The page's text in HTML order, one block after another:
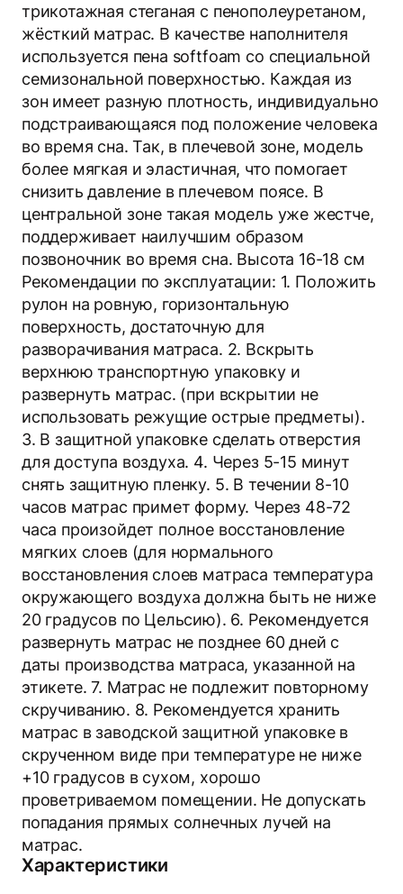
трикотажная стеганая с пенополеуретаном,
жёсткий матрас. В качестве наполнителя
используется пена softfoam со специальной
семизональной поверхностью. Каждая из
зон имеет разную плотность, индивидуально
подстраивающаяся под положение человека
во время сна. Так, в плечевой зоне, модель
более мягкая и эластичная, что помогает
снизить давление в плечевом поясе. В
центральной зоне такая модель уже жестче,
поддерживает наилучшим образом
позвоночник во время сна. Высота 16-18 см
Рекомендации по эксплуатации: 1. Положить
рулон на ровную, горизонтальную
поверхность, достаточную для
разворачивания матраса. 2. Вскрыть
верхнюю транспортную упаковку и
развернуть матрас. (при вскрытии не
использовать режущие острые предметы).
3. В защитной упаковке сделать отверстия
для доступа воздуха. 4. Через 5-15 минут
снять защитную пленку. 5. В течении 8-10
часов матрас примет форму. Через 48-72
часа произойдет полное восстановление
мягких слоев (для нормального
восстановления слоев матраса температура
окружающего воздуха должна быть не ниже
20 градусов по Цельсию). 6. Рекомендуется
развернуть матрас не позднее 60 дней с
даты производства матраса, указанной на
этикете. 7. Матрас не подлежит повторному
скручиванию. 8. Рекомендуется хранить
матрас в заводской защитной упаковке в
скрученном виде при температуре не ниже
+10 градусов в сухом, хорошо
проветриваемом помещении. Не допускать
попадания прямых солнечных лучей на
матрас.
Характеристики